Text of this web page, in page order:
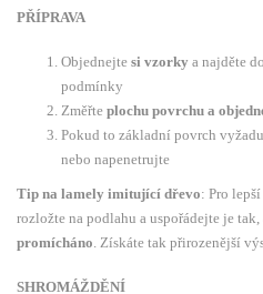
PŘÍPRAVA
Objednejte si vzorky a najděte
podmínky
Změřte plochu povrchu a
Pokud to základní povrch
nebo napenetrujte
Tip na lamely imitující dřevo: Pro
rozložte na podlahu a uspořádejte je
promícháno. Získáte tak přirozenější
SHROMÁŽDĚNÍ